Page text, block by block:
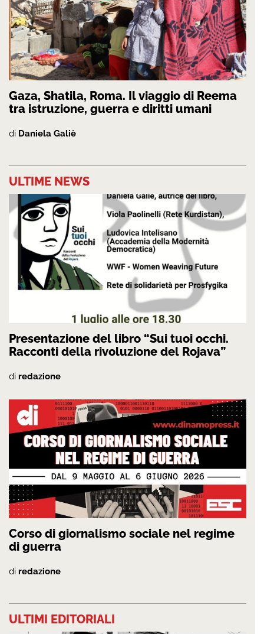
Gaza, Shatila, Roma. Il viaggio di Reema
tra istruzione, guerra e diritti umani
di Daniela Galiè
ULTIME NEWS
Presentazione del libro “Sui tuoi occhi.
Racconti della rivoluzione del Rojava”
di redazione
Corso di giornalismo sociale nel regime
di guerra
di redazione
ULTIMI EDITORIALI